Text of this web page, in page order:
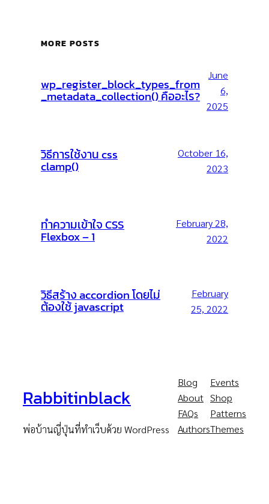
MORE POSTS
wp_register_block_types_from
_metadata_collection() คืออะไร?
June
6,
2025
วิธีการใช้งาน css
clamp()
October 16,
2023
ทำความเข้าใจ CSS
Flexbox – 1
February 28,
2022
วิธีสร้าง accordion โดยไม่
ต้องใช้ javascript
February
25, 2022
Rabbitinblack
พ่อบ้านญี่ปุ่นที่ทำเว็บด้วย WordPress
Blog
About
FAQs
Authors
Events
Shop
Patterns
Themes